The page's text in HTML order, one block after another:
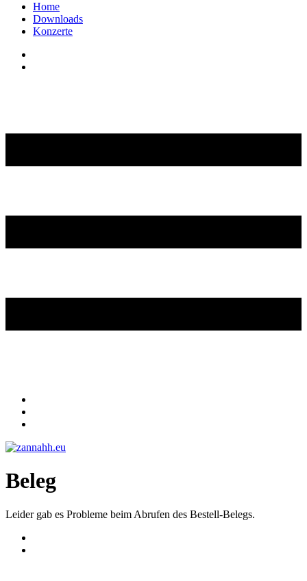
Home
Downloads
Konzerte
Beleg
Leider gab es Probleme beim Abrufen des Bestell-Belegs.